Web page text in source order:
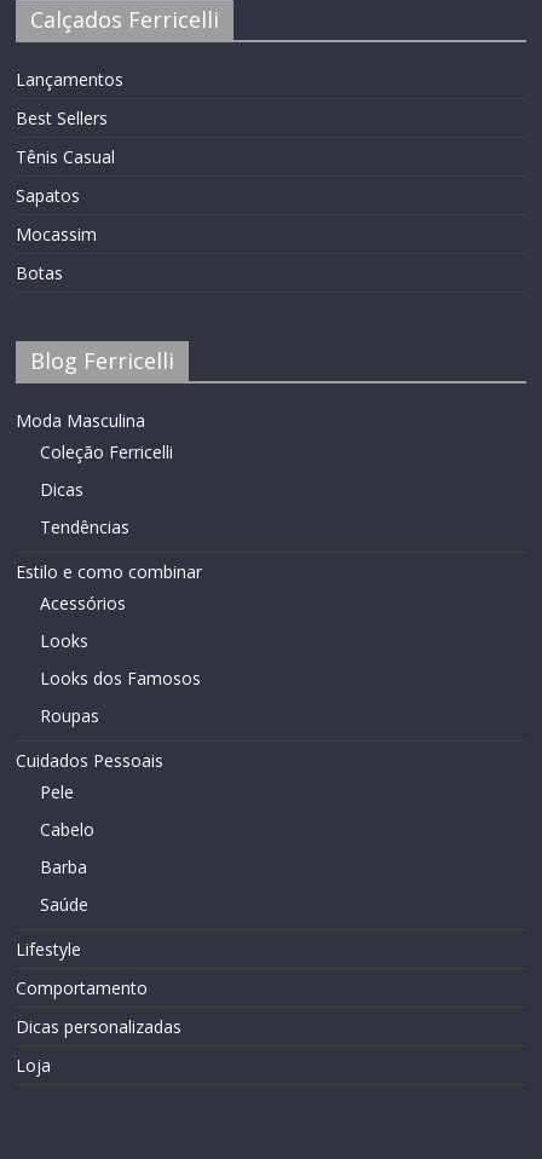
Calçados Ferricelli
Lançamentos
Best Sellers
Tênis Casual
Sapatos
Mocassim
Botas
Blog Ferricelli
Moda Masculina
Coleção Ferricelli
Dicas
Tendências
Estilo e como combinar
Acessórios
Looks
Looks dos Famosos
Roupas
Cuidados Pessoais
Pele
Cabelo
Barba
Saúde
Lifestyle
Comportamento
Dicas personalizadas
Loja